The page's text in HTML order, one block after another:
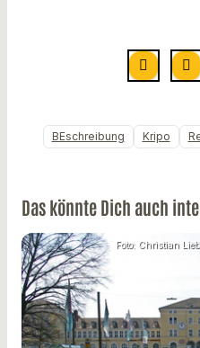
BEschreibung Kripo
Das könnte Dich auch
Foto: Christian